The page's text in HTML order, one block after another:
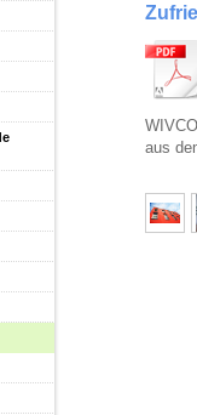
aus